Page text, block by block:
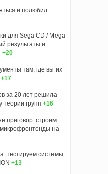
и полюбил
для Sega CD / Mega
результаты и
+20
там, где вы их
+17
за 20 лет решила
групп +16
приговор: строим
на
тестируем системы
+13